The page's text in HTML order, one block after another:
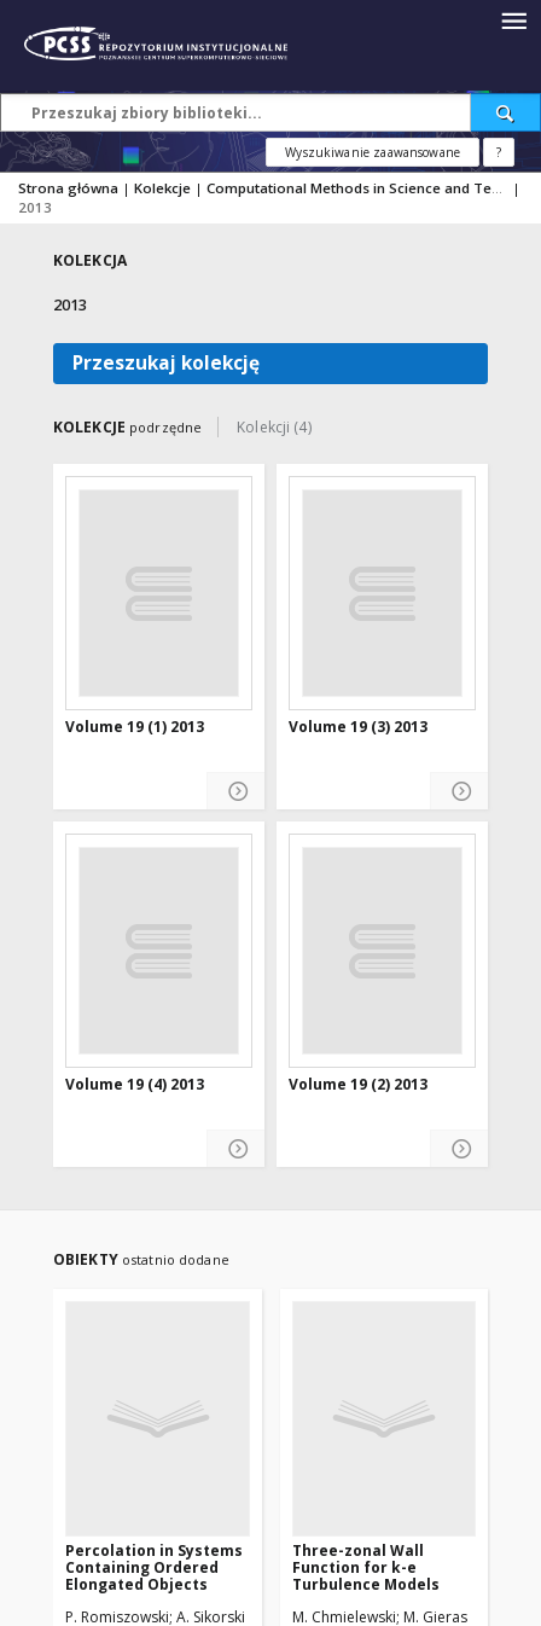
Wyszukiwanie zaawansowane ?
Strona główna | Kolekcje | Computational Methods in Science and Technology
|
2013
KOLEKCJA
2013
Przeszukaj kolekcję
KOLEKCJE podrzędne Kolekcji (4)
Volume 19 (1) 2013 Volume 19 (3) 2013
Volume 19 (4) 2013 Volume 19 (2) 2013
OBIEKTY ostatnio dodane
Percolation in Systems
Containing Ordered
Elongated Objects
P. Romiszowski A. Sikorski
Three-zonal Wall
Function for k-e
Turbulence Models
M. Chmielewski M. Gieras